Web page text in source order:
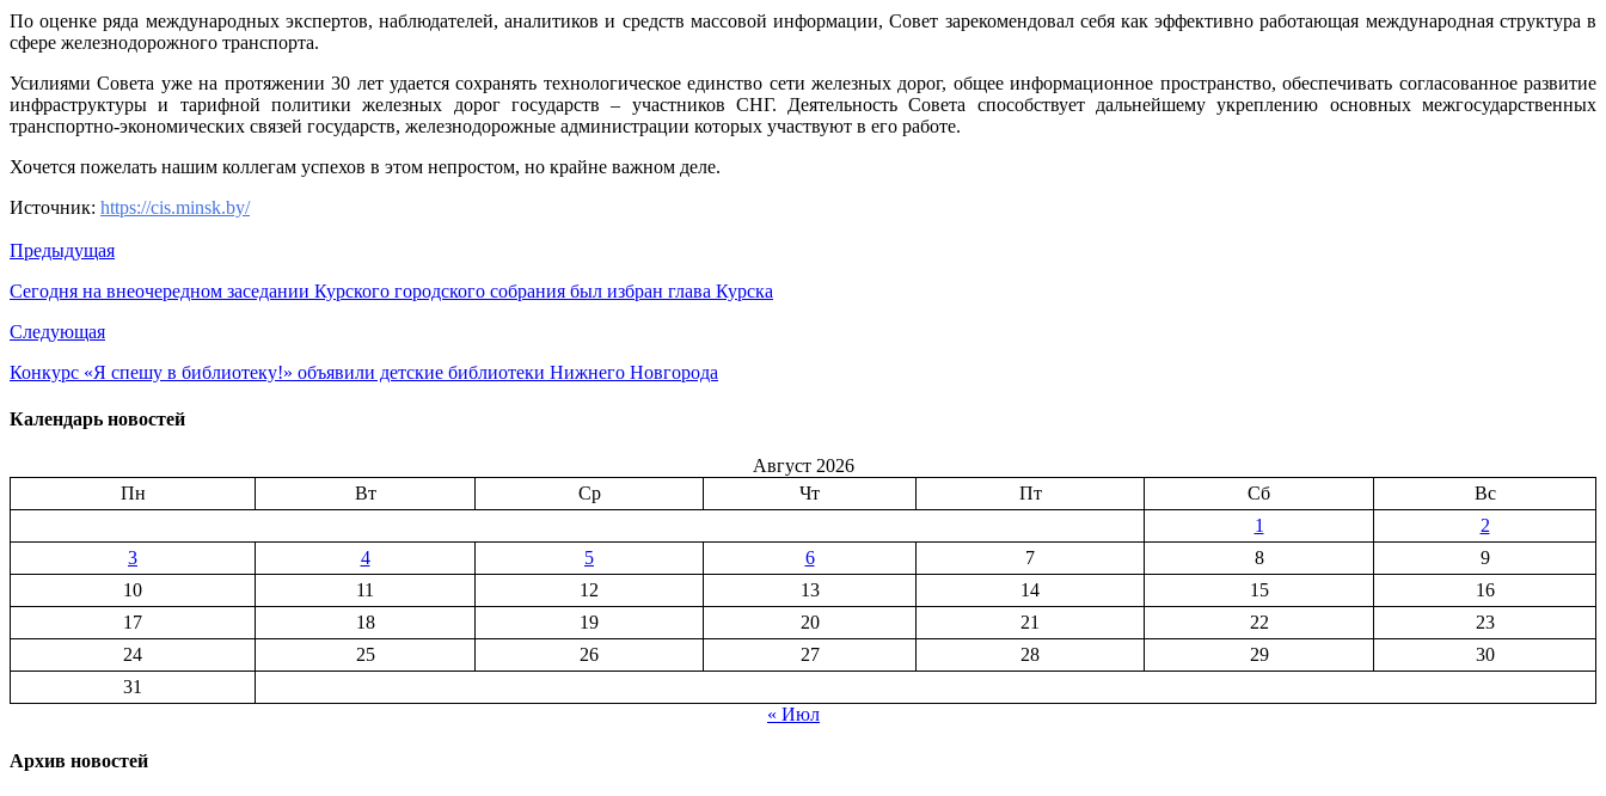
По оценке ряда международных экспертов, наблюдателей, аналитиков и средств массовой информации, Совет зарекомендовал себя как эффективно работающая международная структура в
сфере железнодорожного транспорта.
Усилиями Совета уже на протяжении 30 лет удается сохранять технологическое единство сети железных дорог, общее информационное пространство, обеспечивать согласованное развитие
инфраструктуры и тарифной политики железных дорог государств – участников СНГ. Деятельность Совета способствует дальнейшему укреплению основных межгосударственных
транспортно-экономических связей государств, железнодорожные администрации которых участвуют в его работе.
Хочется пожелать нашим коллегам успехов в этом непростом, но крайне важном деле.
Источник: https://cis.minsk.by/
Предыдущая
Сегодня на внеочередном заседании Курского городского собрания был избран глава Курска
Следующая
Конкурс «Я спешу в библиотеку!» объявили детские библиотеки Нижнего Новгорода
Календарь новостей
Август 2026
Пн
Вт Ср Чт Пт Сб
Вс
1
2
3
4 5 6 7 8
9
10
11 12 13 14 15
16
17
18 19 20 21 22
23
24
25 26 27 28 29
30
31
« Июл
Архив новостей